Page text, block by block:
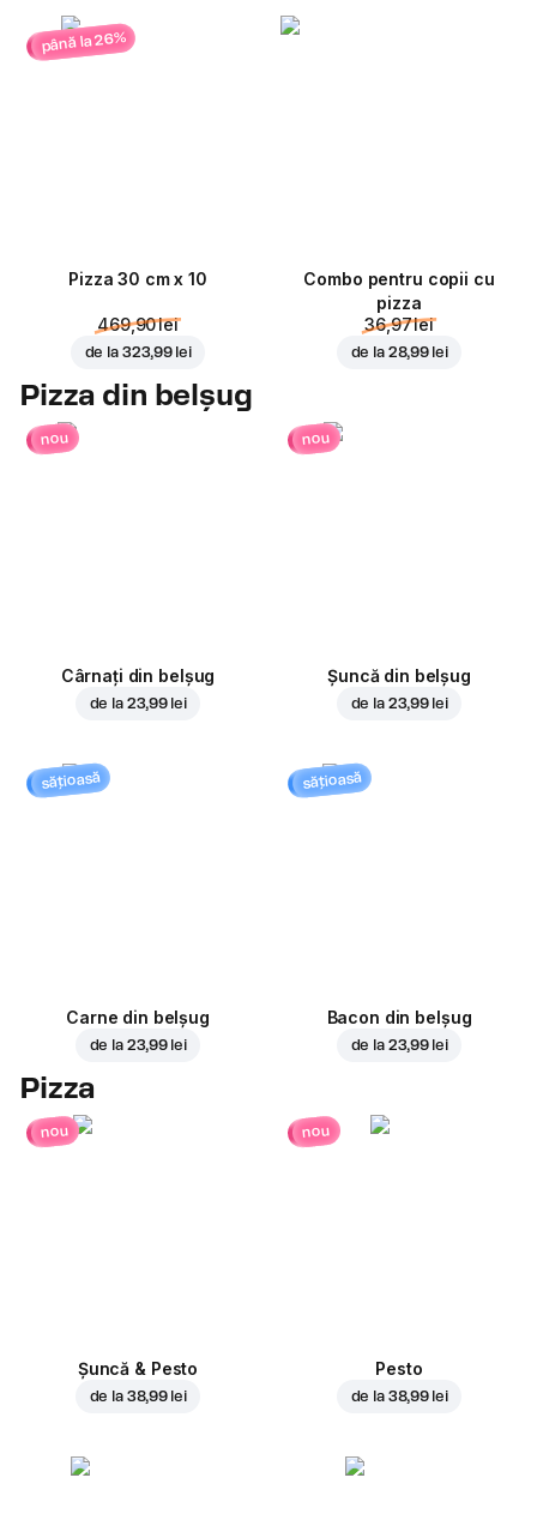
până la 26%
Pizza 30 cm x 10
469,90 lei
de la 323,99 lei
Combo pentru copii cu
pizza
36,97 lei
de la 28,99 lei
Pizza din belșug
nou
Cârnați din belșug
de la 23,99 lei
nou
Șuncă din belșug
de la 23,99 lei
sățioasă
Carne din belșug
de la 23,99 lei
sățioasă
Bacon din belșug
de la 23,99 lei
Pizza
nou
Șuncă & Pesto
de la 38,99 lei
nou
Pesto
de la 38,99 lei